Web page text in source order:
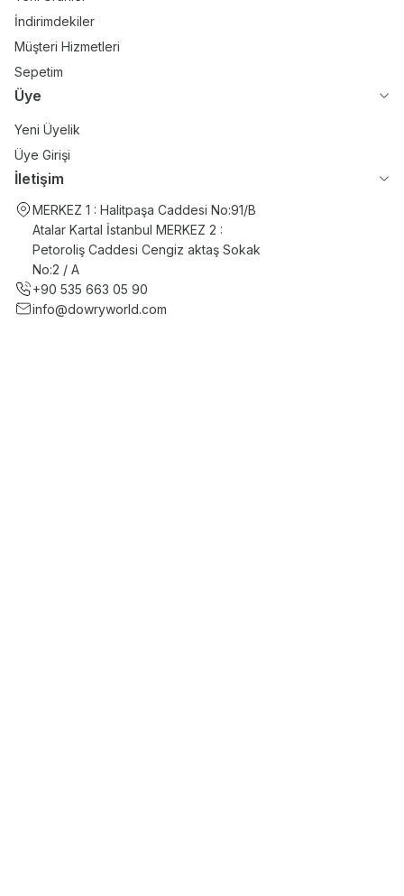
İndirimdekiler
Müşteri Hizmetleri
Sepetim
Üye
Yeni Üyelik
Üye Girişi
İletişim
MERKEZ 1 : Halitpaşa Caddesi No:91/B
Atalar Kartal İstanbul MERKEZ 2 :
Petoroliş Caddesi Cengiz aktaş Sokak
No:2 / A
+90 535 663 05 90
info@dowryworld.com